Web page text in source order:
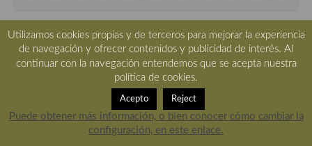
Utilizamos cookies propias y de terceros para mejorar la experiencia
de navegación y ofrecer contenidos y publicidad de interés. Al
continuar con la navegación entendemos que se acepta nuestra
política de cookies.
Acepto Reject
Puede obtener más información, o bien conocer cómo cambiar la
configuración, en este enlace.